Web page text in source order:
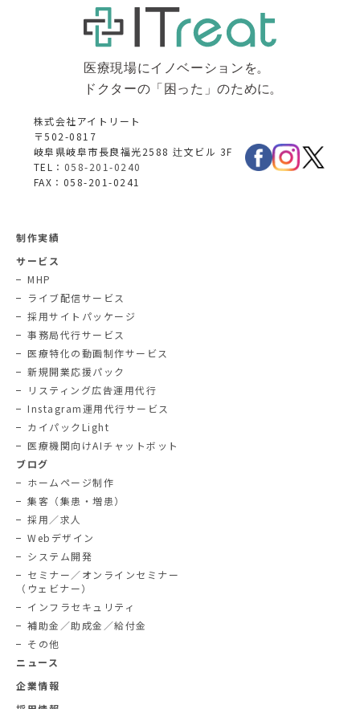
株式会社アイトリート
〒502-0817
岐阜県岐阜市長良福光2588 辻文ビル 3F
TEL： 058-201-0240
FAX：058-201-0241
制作実績
サービス
MHP
ライブ配信サービス
採用サイトパッケージ
事務局代行サービス
医療特化の動画制作サービス
新規開業応援パック
リスティング広告運用代行
Instagram運用代行サービス
カイパックLight
医療機関向けAIチャットボット
ブログ
ホームページ制作
集客（集患・増患）
採用／求人
Webデザイン
システム開発
セミナー／オンラインセミナー
（ウェビナー）
インフラセキュリティ
補助金／助成金／給付金
その他
ニュース
企業情報